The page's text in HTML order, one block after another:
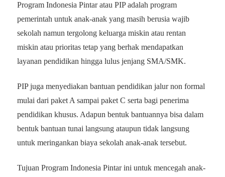
Program Indonesia Pintar atau PIP adalah program
pemerintah untuk anak-anak yang masih berusia wajib
sekolah namun tergolong keluarga miskin atau rentan
miskin atau prioritas tetap yang berhak mendapatkan
layanan pendidikan hingga lulus jenjang SMA/SMK.
PIP juga menyediakan bantuan pendidikan jalur non formal
mulai dari paket A sampai paket C serta bagi penerima
pendidikan khusus. Adapun bentuk bantuannya bisa dalam
bentuk bantuan tunai langsung ataupun tidak langsung
untuk meringankan biaya sekolah anak-anak tersebut.
Tujuan Program Indonesia Pintar ini untuk mencegah anak-